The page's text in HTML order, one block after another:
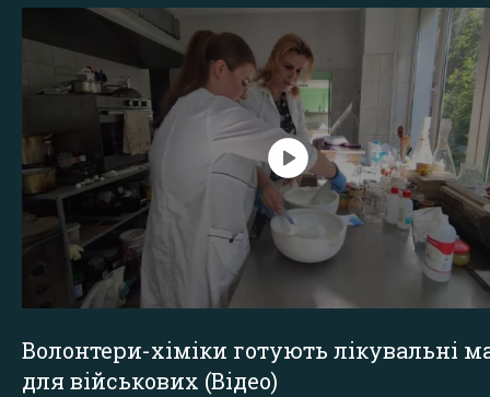
Волонтери-хіміки готують лікувальні
для військових (Відео)